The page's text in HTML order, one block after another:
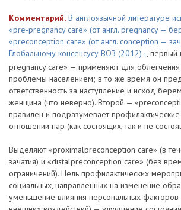
Комментарий. В англоязычной литературе
«pre-pregnancy care» (от англ. pregnancy —
«рreconception care» (от англ. conception —
Глобальному консенсусу ВОЗ (2012) 1, первый
pregnancy care» — применяют для
проблемы населением; в то же время он
ответственность за наступление и исход
женщина (что неверно). Второй —
правилен и подразумевает
отношении пар (как состоящих, так и не
Выделяют «proximalpreconception care» (в
зачатия) и «distalpreconception care» (без
ограничений). Цель профилактических
социальных, направленных на изменение
уменьшение влияния персональных